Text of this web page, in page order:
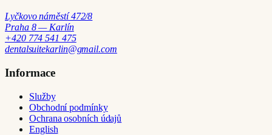
Lyčkovo náměstí 472/8
Praha 8 — Karlín
+420 774 541 475
dentalsuitekarlin@gmail.com
Informace
Služby
Obchodní podmínky
Ochrana osobních údajů
English